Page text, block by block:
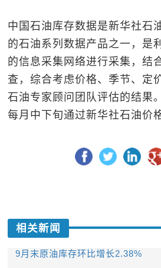
中国石油库存数据是新华社石
的石油系列数据产品之一，是
的信息采集网络进行采集，结
查，综合考虑价格、季节、定
石油专家顾问团队评估的结果
每月中下旬通过新华社石油价
相关新闻
9月末原油库存环比增长2.38%